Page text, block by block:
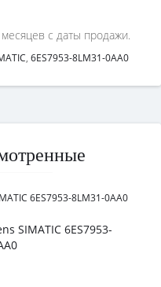
с даты продажи.
, 6ES7953-8LM31-0AA0
SIMATIC 6ES7953-